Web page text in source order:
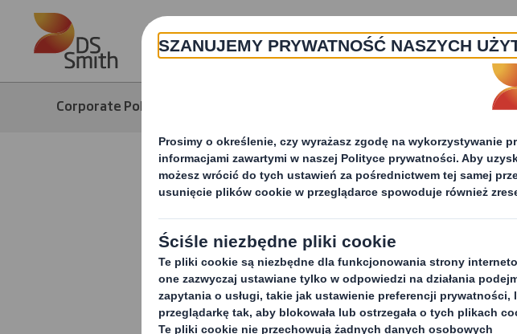
Skip to main content
O nas
Corporate Polska Wysoki
Wysoki poziom
przed Black Friday